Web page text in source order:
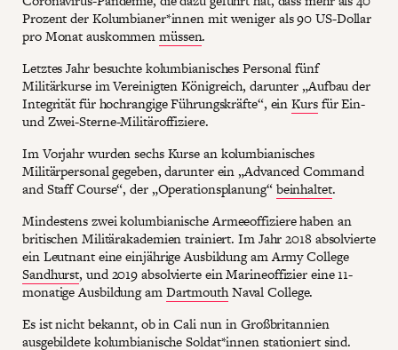
Prozent der Kolumbianer*innen mit weniger als 90 US-Dollar
pro Monat auskommenmüssen.
Letztes Jahr besuchte kolumbianisches Personal fünf
Militärkurse im Vereinigten Königreich, darunter „Aufbau der
Integrität für hochrangige Führungskräfte“, einKursfür Ein-
und Zwei-Sterne-Militäroffiziere.
Im Vorjahr wurden sechs Kurse an kolumbianisches
Militärpersonal gegeben, darunter ein „Advanced Command
and Staff Course“, der „Operationsplanung“beinhaltet.
Mindestens zwei kolumbianische Armeeoffiziere haben an
britischen Militärakademien trainiert. Im Jahr 2018 absolvierte
ein Leutnant eine einjährige Ausbildung am Army College
Sandhurst, und 2019 absolvierte ein Marineoffizier eine 11-
monatige Ausbildung amDartmouthNaval College.
Es ist nicht bekannt, ob in Cali nun in Großbritannien
ausgebildete kolumbianische Soldat*innen stationiert sind.